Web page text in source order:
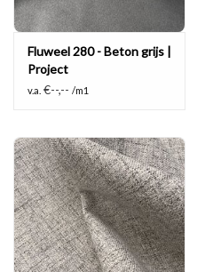
Fluweel 280 - Beton grijs |
Project
v.a. €--,-- /m1